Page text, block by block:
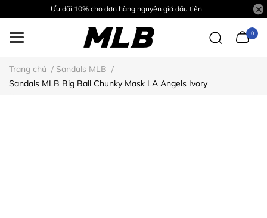
Ưu đãi 10% cho đơn hàng nguyên giá đầu tiên
0
Trang chủ / Sandals MLB /
Sandals MLB Big Ball Chunky Mask LA Angels Ivory